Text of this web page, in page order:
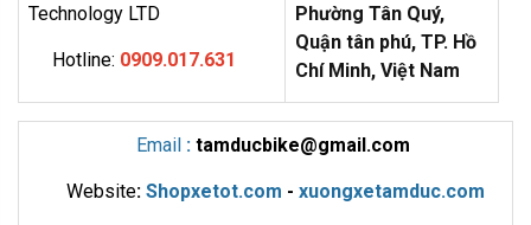
Technology LTD
Hotline: 0909.017.631
Phường Tân Quý,
Quận tân phú, TP. Hồ
Chí Minh, Việt Nam
Email : tamducbike@gmail.com
Website: Shopxetot.com - xuongxetamduc.com